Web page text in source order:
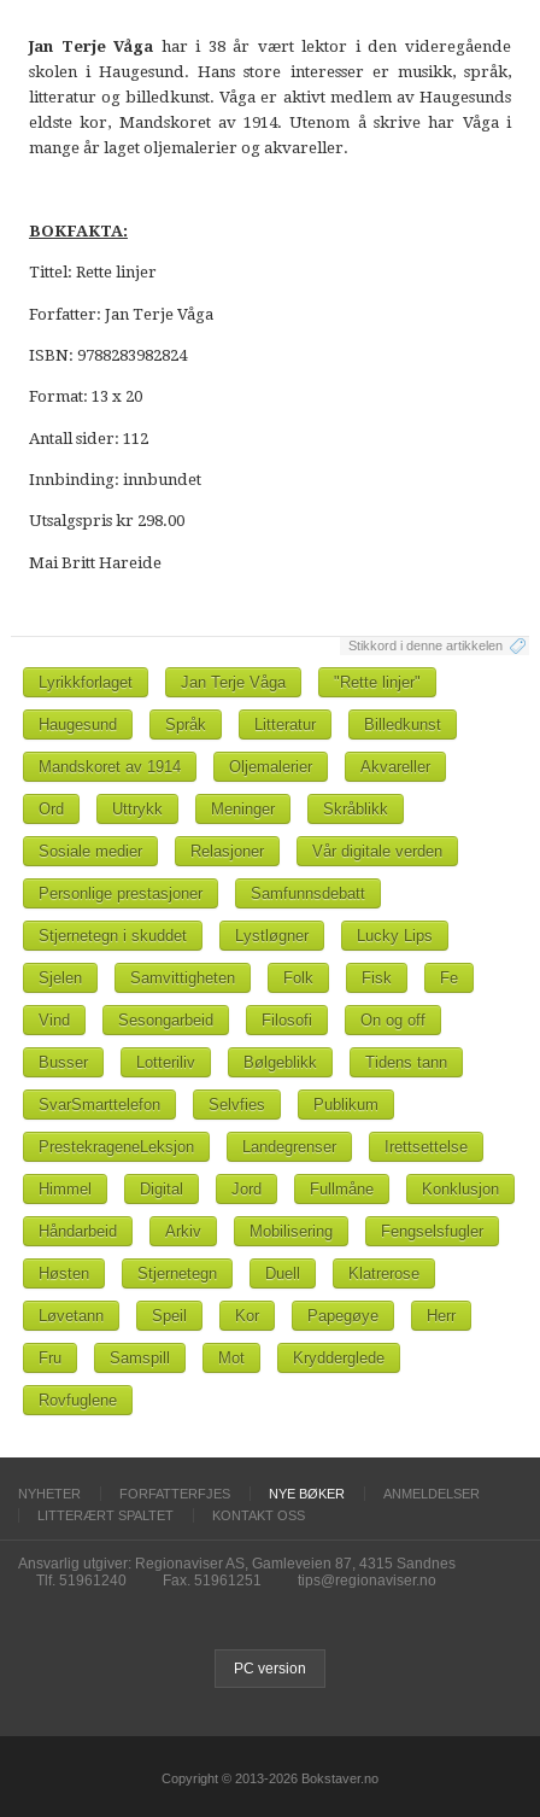
Jan Terje Våga har i 38 år vært lektor i den videregående
skolen i Haugesund. Hans store interesser er musikk, språk,
litteratur og billedkunst. Våga er aktivt medlem av Haugesunds
eldste kor, Mandskoret av 1914. Utenom å skrive har Våga i
mange år laget oljemalerier og akvareller.
BOKFAKTA:
Tittel: Rette linjer
Forfatter: Jan Terje Våga
ISBN: 9788283982824
Format: 13 x 20
Antall sider: 112
Innbinding: innbundet
Utsalgspris kr 298.00
Mai Britt Hareide
Stikkord i denne artikkelen
Lyrikkforlaget Jan Terje Våga "Rette linjer"
Haugesund Språk Litteratur Billedkunst
Mandskoret av 1914 Oljemalerier Akvareller
Ord Uttrykk Meninger Skråblikk
Sosiale medier Relasjoner Vår digitale verden
Personlige prestasjoner Samfunnsdebatt
Stjernetegn i skuddet Lystløgner Lucky Lips
Sjelen Samvittigheten Folk Fisk Fe
Vind Sesongarbeid Filosofi On og off
Busser Lotteriliv Bølgeblikk Tidens tann
SvarSmarttelefon Selvfies Publikum
PrestekrageneLeksjon Landegrenser Irettsettelse
Himmel Digital Jord Fullmåne Konklusjon
Håndarbeid Arkiv Mobilisering Fengselsfugler
Høsten Stjernetegn Duell Klatrerose
Løvetann Speil Kor Papegøye Herr
Fru Samspill Mot Krydderglede
Rovfuglene
NYHETER FORFATTERFJES NYE BØKER
ANMELDELSER
LITTERÆRT SPALTET
KONTAKT OSS
Ansvarlig utgiver: Regionaviser AS, Gamleveien 87, 4315 Sandnes
Tlf. 51961240
Fax. 51961251 tips@regionaviser.no
PC version
Copyright © 2013-2026 Bokstaver.no